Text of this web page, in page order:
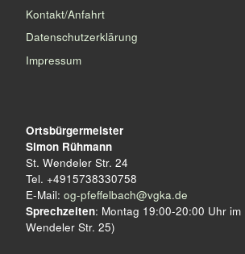
Kontakt/Anfahrt
Datenschutzerklärung
Impressum
Ortsbürgermeister
Simon Rühmann
St. Wendeler Str. 24
Tel. +4915738330758
E-Mail: og-pfeffelbach@vgka.de
Sprechzeiten: Montag 19:00-20:00 Uhr im
Wendeler Str. 25)